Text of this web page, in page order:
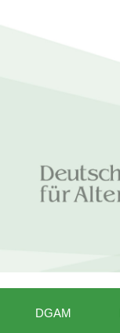
DGAM